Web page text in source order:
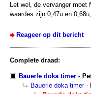
Let wel, de vervanger
waardes zijn 0,47u en
Reageer op dit bericht
Complete draad:
Bauerle doka timer -
Bauerle doka timer-